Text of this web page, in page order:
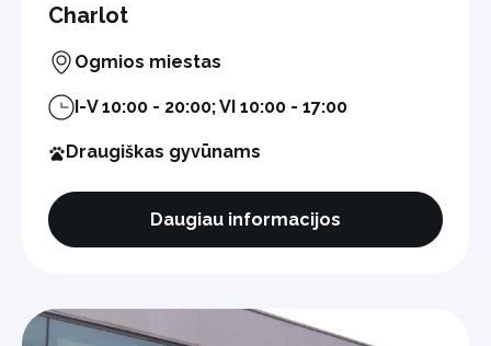
Charlot
Ogmios miestas
I-V 10:00 - 20:00; VI 10:00 - 17:00
Draugiškas gyvūnams
Daugiau informacijos